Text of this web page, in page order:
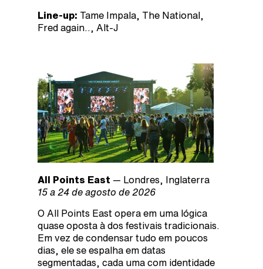
Line-up: Tame Impala, The National,
Fred again.., Alt-J
All Points East — Londres, Inglaterra
15 a 24 de agosto de 2026
O All Points East opera em uma lógica
quase oposta à dos festivais tradicionais.
Em vez de condensar tudo em poucos
dias, ele se espalha em datas
segmentadas, cada uma com identidade